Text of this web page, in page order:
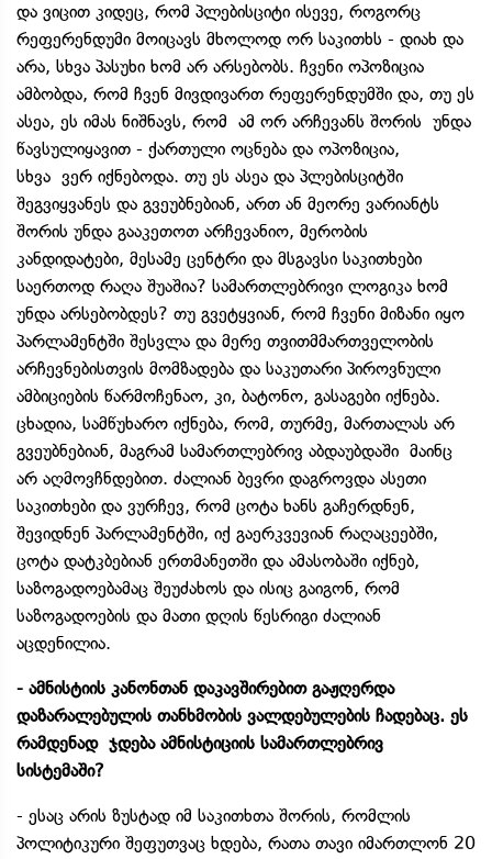
და ვიცით კიდეც, რომ პლებისციტი ისევე, როგორც
რეფერენდუმი მოიცავს მხოლოდ ორ საკითხს - დიახ და
არა, სხვა პასუხი ხომ არ არსებობს. ჩვენი ოპოზიცია
ამბობდა, რომ ჩვენ მივდივართ რეფერენდუმში და, თუ ეს
ასეა, ეს იმას ნიშნავს, რომ ამ ორ არჩევანს შორის უნდა
წავსულიყავით - ქართული ოცნება და ოპოზიცია,
სხვა ვერ იქნებოდა. თუ ეს ასეა და პლებისციტში
შეგვიყვანეს და გვეუბნებიან, ართ ან მეორე ვარიანტს
შორის უნდა გააკეთოთ არჩევანიო, მერობის
კანდიდატები, მესამე ცენტრი და მსგავსი საკითხები
საერთოდ რაღა შუაშია? სამართლებრივი ლოგიკა ხომ
უნდა არსებობდეს? თუ გვეტყვიან, რომ ჩვენი მიზანი იყო
პარლამენტში შესვლა და მერე თვითმმართველობის
არჩევნებისთვის მომზადება და საკუთარი პიროვნული
ამბიციების წარმოჩენაო, კი, ბატონო, გასაგები იქნება.
ცხადია, სამწუხარო იქნება, რომ, თურმე, მართალას არ
გვეუბნებიან, მაგრამ სამართლებრივ აბდაუბდაში მაინც
არ აღმოვჩნდებით. ძალიან ბევრი დაგროვდა ასეთი
საკითხები და ვურჩევ, რომ ცოტა ხანს გაჩერდნენ,
შევიდნენ პარლამენტში, იქ გაერკვევიან რაღაცეებში,
ცოტა დატკბებიან ერთმანეთში და ამასობაში იქნებ,
საზოგადოებამაც შეუძახოს და ისიც გაიგონ, რომ
საზოგადოების და მათი დღის წესრიგი ძალიან
აცდენილია.
- ამნისტიის კანონთან დაკავშირებით გაჟღერდა
დაზარალებულის თანხმობის ვალდებულების ჩადებაც. ეს
რამდენად ჯდება ამნისტიციის სამართლებრივ
სისტემაში?
- ესაც არის ზუსტად იმ საკითხთა შორის, რომლის
პოლიტიკური შეფუთვაც ხდება, რათა თავი იმართლონ 20